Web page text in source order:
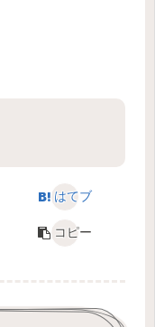
はてブ
コピー